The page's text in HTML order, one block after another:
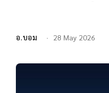
อ.บอม 28 May 2026